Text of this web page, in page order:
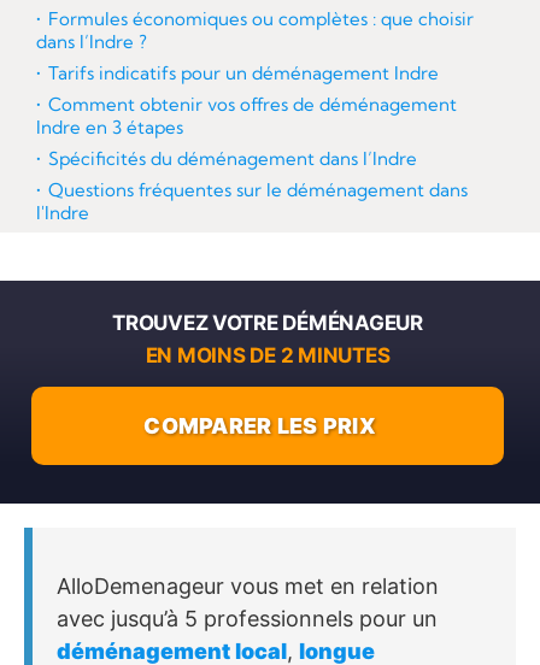
AlloDemenageur vous met en relation
avec jusqu’à 5 professionnels pour un
déménagement local, longue
Formules économiques ou complètes : que choisir
dans l’Indre ?
Tarifs indicatifs pour un déménagement Indre
Comment obtenir vos offres de déménagement
Indre en 3 étapes
Spécificités du déménagement dans l’Indre
Questions fréquentes sur le déménagement dans
l'Indre
TROUVEZ VOTRE DÉMÉNAGEUR
EN MOINS DE 2 MINUTES
COMPARER LES PRIX